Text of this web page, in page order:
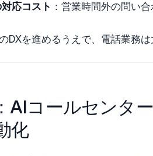
応コスト ：営業時間外の問い
DXを進めるうえで、電話業務
AIコールセンタ
化